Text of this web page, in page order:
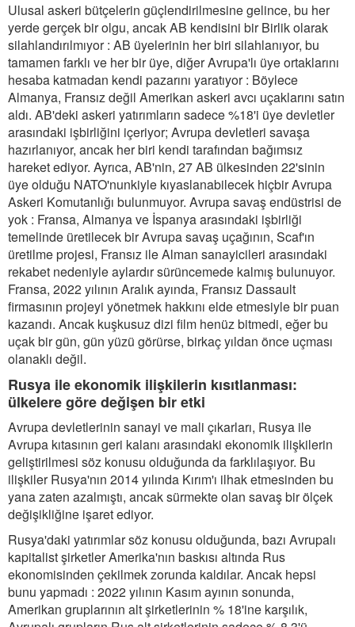
Ulusal askeri bütçelerin güçlendirilmesine gelince, bu her
yerde gerçek bir olgu, ancak AB kendisini bir Birlik olarak
silahlandırılmıyor : AB üyelerinin her biri silahlanıyor, bu
tamamen farklı ve her bir üye, diğer Avrupa'lı üye ortaklarını
hesaba katmadan kendi pazarını yaratıyor : Böylece
Almanya, Fransız değil Amerikan askeri avcı uçaklarını satın
aldı. AB'deki askeri yatırımların sadece %18'i üye devletler
arasındaki işbirliğini içeriyor; Avrupa devletleri savaşa
hazırlanıyor, ancak her biri kendi tarafından bağımsız
hareket ediyor. Ayrıca, AB'nin, 27 AB ülkesinden 22'sinin
üye olduğu NATO'nunkiyle kıyaslanabilecek hiçbir Avrupa
Askeri Komutanlığı bulunmuyor. Avrupa savaş endüstrisi de
yok : Fransa, Almanya ve İspanya arasındaki işbirliği
temelinde üretilecek bir Avrupa savaş uçağının, Scaf'ın
üretilme projesi, Fransız ile Alman sanayicileri arasındaki
rekabet nedeniyle aylardır sürüncemede kalmış bulunuyor.
Fransa, 2022 yılının Aralık ayında, Fransız Dassault
firmasının projeyi yönetmek hakkını elde etmesiyle bir puan
kazandı. Ancak kuşkusuz dizi film henüz bitmedi, eğer bu
uçak bir gün, gün yüzü görürse, birkaç yıldan önce uçması
olanaklı değil.
Rusya ile ekonomik ilişkilerin kısıtlanması:
ülkelere göre değişen bir etki
Avrupa devletlerinin sanayi ve mali çıkarları, Rusya ile
Avrupa kıtasının geri kalanı arasındaki ekonomik ilişkilerin
geliştirilmesi söz konusu olduğunda da farklılaşıyor. Bu
ilişkiler Rusya'nın 2014 yılında Kırım'ı ilhak etmesinden bu
yana zaten azalmıştı, ancak sürmekte olan savaş bir ölçek
değişikliğine işaret ediyor.
Rusya'daki yatırımlar söz konusu olduğunda, bazı Avrupalı
kapitalist şirketler Amerika'nın baskısı altında Rus
ekonomisinden çekilmek zorunda kaldılar. Ancak hepsi
bunu yapmadı : 2022 yılının Kasım ayının sonunda,
Amerikan gruplarının alt şirketlerinin % 18'ine karşılık,